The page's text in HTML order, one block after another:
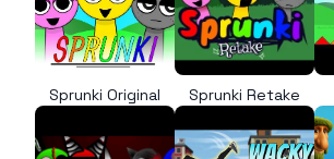
Sprunki Original Sprunki Retake